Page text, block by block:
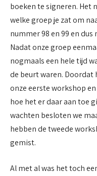
boeken te signeren. Het
welke groep je zat om
nummer 98 en 99 en
Nadat onze groep
nogmaals een hele tijd
de beurt waren.
onze eerste workshop
hoe het er daar aan toe
wachten besloten we
hebben de tweede
gemist.
Al met al was het toch